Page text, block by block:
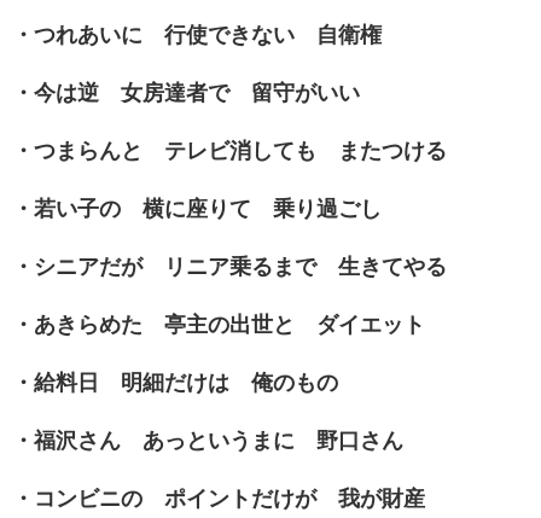
・つれあいに 行使できない 自衛権
・今は逆 女房達者で 留守がいい
・つまらんと テレビ消しても またつける
・若い子の 横に座りて 乗り過ごし
・シニアだが リニア乗るまで 生きてやる
・あきらめた 亭主の出世と ダイエット
・給料日 明細だけは 俺のもの
・福沢さん あっというまに 野口さん
・コンビニの ポイントだけが 我が財産